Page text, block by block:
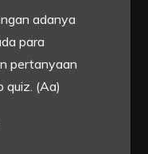
adanya
para
pertanyaan
quiz. (Aa)